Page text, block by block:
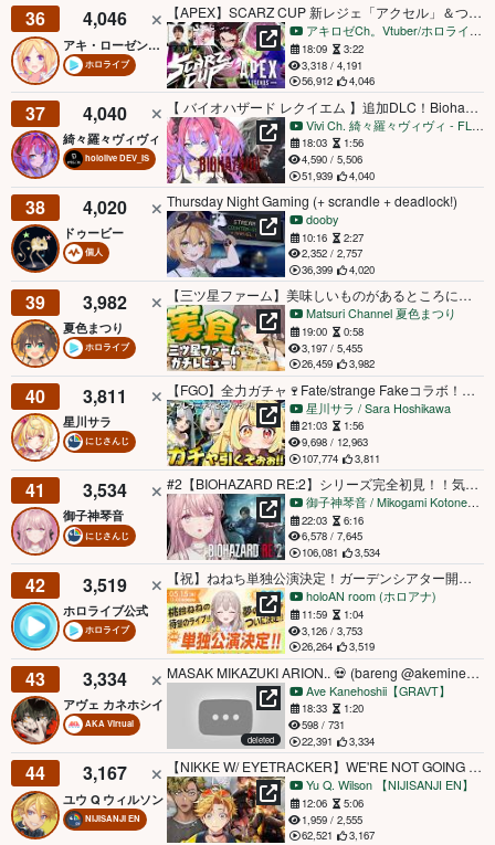
36 4,046
アキ・ローゼンタール
ホロライブ
【APEX】SCARZ CUP 新レジェ「アクセル」＆つよつよ2人と二人三脚ペックスできるのか！w.たいださん/こはーく【ホロライブ/アキロゼ】
アキロゼCh。Vtuber/ホロライブ所属
18:09
3:22
3,318 / 4,191
56,912
4,046
37 4,040
綺々羅々ヴィヴィ
hololive DEV_IS
【 バイオハザード レクイエム 】追加DLC！Biohazard Requiem※ネタバレ注意【#綺々羅々ヴィヴィ #hololiveDEV_IS #FLOWGLOW】
Vivi Ch. 綺々羅々ヴィヴィ - FLOW GLOW
18:03
1:56
4,590 / 5,506
51,939
4,040
38 4,020
ドゥービー
個人
Thursday Night Gaming (+ scrandle + deadlock!)
dooby
10:16
2:27
2,352 / 2,757
36,399
4,020
39 3,982
夏色まつり
ホロライブ
【三ツ星ファーム】美味しいものがあるところに夏色まつりあり！【ホロライブ/夏色まつり】
Matsuri Channel 夏色まつり
19:00
0:58
3,197 / 5,455
26,459
3,982
40 3,811
星川サラ
にじさんじ
【FGO】全力ガチャ🍷Fate/strange Fakeコラボ！プレラーティ引くぞおおおおおおお！【星川サラ/にじさんじ】
星川サラ / Sara Hoshikawa
21:03
1:56
9,698 / 12,963
107,774
3,811
41 3,534
御子神琴音
にじさんじ
#2【BIOHAZARD RE:2】シリーズ完全初見！！気高く、恐れず、生き延びます。【御子神琴音 / にじさんじ】
御子神琴音 / Mikogami Kotone【にじさんじ】
22:03
6:16
6,578 / 7,645
106,081
3,534
42 3,519
ホロライブ公式
ホロライブ
【祝】ねねち単独公演決定！ガーデンシアター開催！【昼ホロ/花園さやか】
holoAN room (ホロアナ)
11:59
1:04
3,126 / 3,753
26,264
3,519
43 3,334
アヴェ カネホシイ
AKA Virtual
MASAK MIKAZUKI ARION.. 💀 (bareng @akeminekomachi )
deleted
Ave Kanehoshii【GRAVT】
18:33
1:20
598 / 731
22,391
3,334
44 3,167
ユウ Q ウィルソン
NIJISANJI EN
【NIKKE W/ EYETRACKER】WE'RE NOT GOING TO MAKE IT w/⁨@VantacrowBringer 【NIJISANJI EN | Yu Q. Wilson】
Yu Q. Wilson 【NIJISANJI EN】
12:06
5:06
1,959 / 2,555
62,521
3,167